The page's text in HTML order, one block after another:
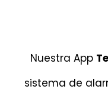
Nuestra App
sistema de